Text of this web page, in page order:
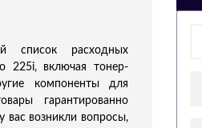
список расходных
225i, включая тонер-
компоненты для
гарантированно
вас возникли вопросы,